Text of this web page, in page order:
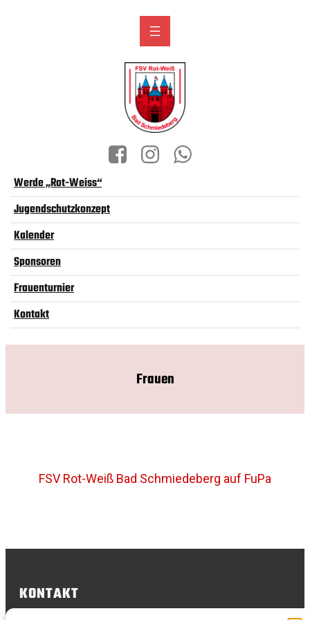
Werde „Rot-Weiss“
Jugendschutzkonzept
Kalender
Sponsoren
Frauenturnier
Kontakt
Frauen
FSV Rot-Weiß Bad Schmiedeberg auf FuPa
KONTAKT